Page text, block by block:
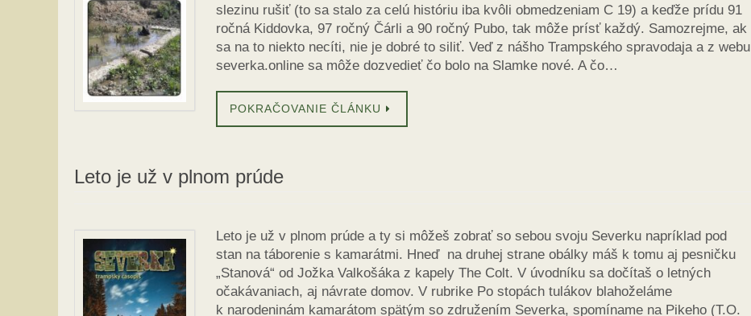
slezinu rušiť (to sa stalo za celú históriu iba kvôli obmedzeniam C 19) a keďže prídu 91
ročná Kiddovka, 97 ročný Čárli a 90 ročný Pubo, tak môže prísť každý. Samozrejme, ak
sa na to niekto necíti, nie je dobré to siliť. Veď z nášho Trampského spravodaja a z webu
severka.online sa môže dozvedieť čo bolo na Slamke nové. A čo…
POKRAČOVANIE ČLÁNKU
Leto je už v plnom prúde
Leto je už v plnom prúde a ty si môžeš zobrať so sebou svoju Severku napríklad pod
stan na táborenie s kamarátmi. Hneď na druhej strane obálky máš k tomu aj pesničku
„Stanová“ od Jožka Valkošáka z kapely The Colt. V úvodníku sa dočítaš o letných
očakávaniach, aj návrate domov. V rubrike Po stopách tulákov blahoželáme
k narodeninám kamarátom spätým so združením Severka, spomíname na Pikeho (T.O.